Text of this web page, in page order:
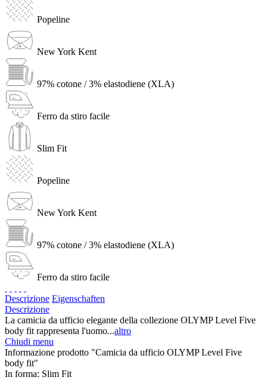
Popeline
New York Kent
97% cotone / 3% elastodiene (XLA)
Ferro da stiro facile
Slim Fit
Popeline
New York Kent
97% cotone / 3% elastodiene (XLA)
Ferro da stiro facile
Descrizione Eigenschaften
Descrizione
La camicia da ufficio elegante della collezione OLYMP Level Five
body fit rappresenta l'uomo...altro
Chiudi menu
Informazione prodotto "Camicia da ufficio OLYMP Level Five
body fit"
In forma: Slim Fit